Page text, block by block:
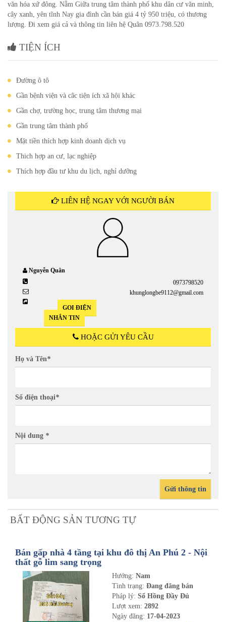
văn hóa xứ đông. Nằm Giữa trung tâm thành phố khu dân cư văn minh,
cây xanh, yên tĩnh Nay gia đình cần bán giá 4 tỷ 950 triệu, có thương
lượng. Đi xem giá cả và thông tin liên hệ Quân 0973.798.520
TIỆN ÍCH
Đường ô tô
Gần bệnh viện và câc tiện ích xã hội khác
Gần chợ, trường học, trung tâm thương mại
Gần trung tâm thành phố
Mặt tiền thích hợp kinh doanh dịch vụ
Thich hợp an cư, lạc nghiệp
Thích hợp đầu tư khu du lịch, nghỉ dưỡng
LIÊN HỆ NGAY VỚI NGƯỜI BÁN
Nguyễn Quân
0973798520
khunglongbe9112@gmail.com
GỌI ĐIỆN
NHẮN TIN
HOẶC GỬI YÊU CẦU
Họ và Tên*
Số điện thoại*
Nội dung *
Gửi thông tin
BẤT ĐỘNG SẢN TƯƠNG TỰ
Bán gấp nhà 4 tầng tại khu đô thị An Phú 2 - Nội
thất gỗ lim sang trọng
Hướng: Nam
Tình trạng: Đang đăng bán
Pháp lý: Sổ Hồng Đầy Đủ
Lượt xem: 2892
Ngày đăng: 17-04-2023